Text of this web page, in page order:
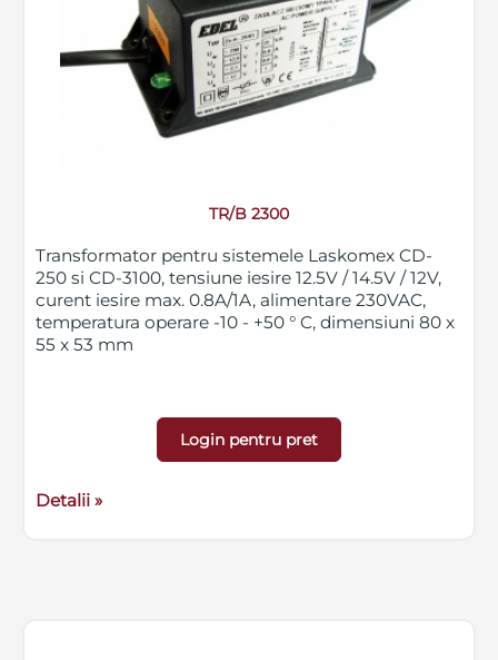
TR/B 2300
Transformator pentru sistemele Laskomex CD-
250 si CD-3100, tensiune iesire 12.5V / 14.5V / 12V,
curent iesire max. 0.8A/1A, alimentare 230VAC,
temperatura operare -10 - +50 ° C, dimensiuni 80 x
55 x 53 mm
Login pentru pret
Detalii »